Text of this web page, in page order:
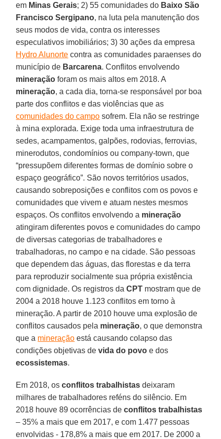
em Minas Gerais; 2) 55 comunidades do Baixo São
Francisco Sergipano, na luta pela manutenção dos
seus modos de vida, contra os interesses
especulativos imobiliários; 3) 30 ações da empresa
Hydro Alunorte contra as comunidades paraenses do
município de Barcarena. Conflitos envolvendo
mineração foram os mais altos em 2018. A
mineração, a cada dia, torna-se responsável por boa
parte dos conflitos e das violências que as
comunidades do campo sofrem. Ela não se restringe
à mina explorada. Exige toda uma infraestrutura de
sedes, acampamentos, galpões, rodovias, ferrovias,
minerodutos, condomínios ou company-town, que
“pressupõem diferentes formas de domínio sobre o
espaço geográfico”. São novos territórios usados,
causando sobreposições e conflitos com os povos e
comunidades que vivem e atuam nestes mesmos
espaços. Os conflitos envolvendo a mineração
atingiram diferentes povos e comunidades do campo
de diversas categorias de trabalhadores e
trabalhadoras, no campo e na cidade. São pessoas
que dependem das águas, das florestas e da terra
para reproduzir socialmente sua própria existência
com dignidade. Os registros daCPT mostram que de
2004 a 2018 houve 1.123 conflitos em torno à
mineração. A partir de 2010 houve uma explosão de
conflitos causados pela mineração, o que demonstra
que a mineração está causando colapso das
condições objetivas de vida do povo e dos
ecossistemas.
Em 2018, osconflitos trabalhistas deixaram
milhares de trabalhadores reféns do silêncio. Em
2018 houve 89 ocorrências de conflitos trabalhistas
– 35% a mais que em 2017, e com 1.477 pessoas
envolvidas - 178,8% a mais que em 2017. De 2000 a